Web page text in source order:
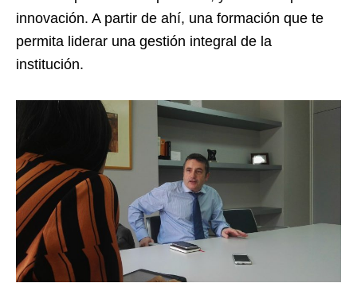
innovación. A partir de ahí, una formación que te
permita liderar una gestión integral de la
institución.